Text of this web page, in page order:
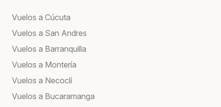
Vuelos a Cúcuta
Vuelos a San Andres
Vuelos a Barranquilla
Vuelos a Montería
Vuelos a Necoclí
Vuelos a Bucaramanga